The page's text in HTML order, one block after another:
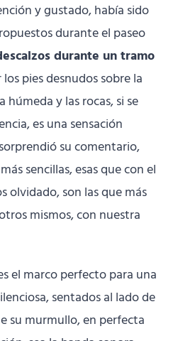
y gustado, había sido
durante el paseo
durante un tramo
los pies desnudos sobre la
y las rocas, si se
es una sensación
su comentario,
sencillas, esas que con el
olvidado, son las que más
mismos, con nuestra
el marco perfecto para una
sentados al lado de
su murmullo, en perfecta